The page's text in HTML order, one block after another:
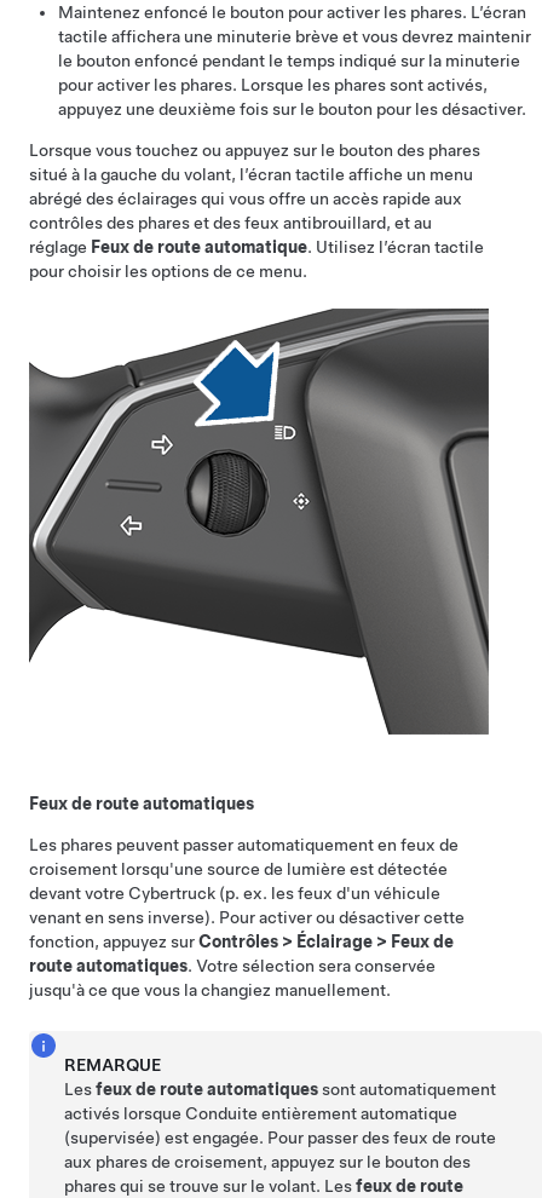
Maintenez enfoncé le bouton pour activer les phares. L’écran
tactile affichera une minuterie brève et vous devrez maintenir
le bouton enfoncé pendant le temps indiqué sur la minuterie
pour activer les phares. Lorsque les pharessont activés,
appuyez une deuxième fois sur le bouton pour les désactiver.
Lorsque vous touchez ou appuyez sur le bouton des phares
situé à la gauche du volant, l’écran tactile affiche un menu
abrégé des éclairages qui vous offre un accès rapide aux
contrôles des phareset des feux antibrouillard, et au
réglage Feux de route automatique. Utilisez l’écran tactile
pour choisir les options de ce menu.
Feux de route automatiques
Les phares peuvent passer automatiquement en feux de
croisement lorsqu'une source de lumière est détectée
devant votre Cybertruck (p. ex. les feux d'un véhicule
venant en sens inverse). Pour activer ou désactiver cette
fonction, appuyez surContrôles > Éclairage > Feux de
route automatiques. Votre sélection sera conservée
jusqu'à ce que vous la changiez manuellement.
REMARQUE
Lesfeux de route automatiquessont automatiquement
activés lorsque Conduite entièrement automatique
(supervisée) est engagée. Pour passer des feux de route
aux pharesde croisement, appuyez sur le bouton des
pharesqui se trouve sur levolant. Lesfeux de route